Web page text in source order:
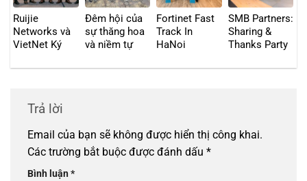
Ruijie
Networks và
VietNet Ký
Chiến Lược:
Số Toàn Diện
tại Việt Nam
Đêm hội của
sự thăng hoa
và niềm tự
và GAPV chào
bùng nổ
Fortinet Fast
Track In
HaNoi
SMB Partners:
Sharing &
Thanks Party
Trả lời
Email của bạn sẽ không được hiển thị công khai.
Các trường bắt buộc được đánh dấu *
Bình luận*